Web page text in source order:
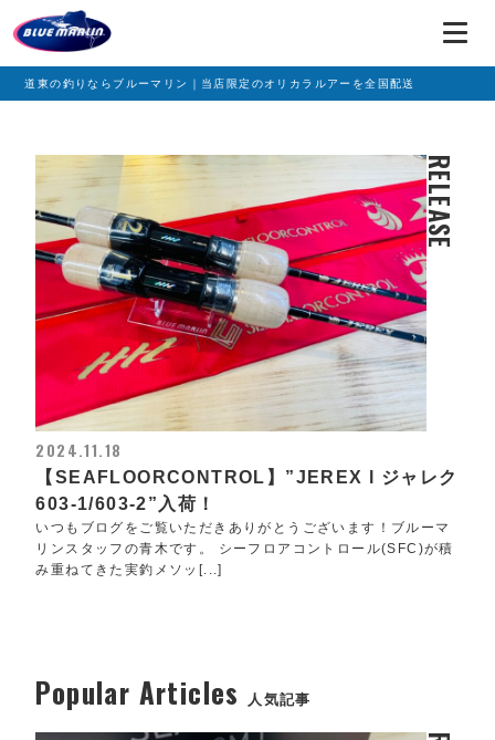
道東の釣りならブルーマリン｜当店限定のオリカラルアーを全国配送
RELEASE
2024.11.18
【SEAFLOORCONTROL】”JEREX l ジャレク
603-1/603-2”入荷！
いつもブログをご覧いただきありがとうございます！ブルーマ
リンスタッフの青木です。 シーフロアコントロール(SFC)が積
み重ねてきた実釣メソッ[...]
Popular Articles 人気記事